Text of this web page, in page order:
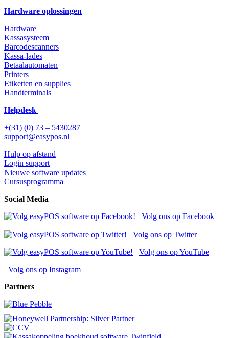
Hardware oplossingen
Hardware
Kassasysteem
Barcodescanners
Kassa-lades
Betaalautomaten
Printers
Etiketten en supplies
Handterminals
Helpdesk
+(31) (0) 73 – 5430287
support@easypos.nl
Hulp op afstand
Login support
Nieuwe software updates
Cursusprogramma
Social Media
Volg ons op Facebook
Volg ons op Twitter
Volg ons op YouTube
Volg ons op Instagram
Partners